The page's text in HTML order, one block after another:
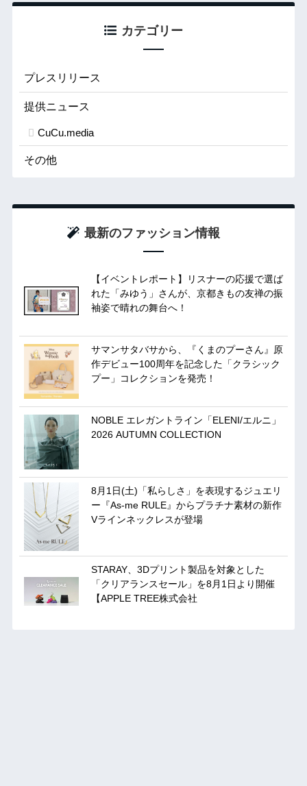
カテゴリー
プレスリリース
提供ニュース
CuCu.media
その他
最新のファッション情報
【イベントレポート】リスナーの応援で選ば
れた「みゆう」さんが、京都きもの友禅の振
袖姿で晴れの舞台へ！
サマンサタバサから、『くまのプーさん』原
作デビュー100周年を記念した「クラシック
プー」コレクションを発売！
NOBLE エレガントライン「ELENI/エルニ」
2026 AUTUMN COLLECTION
8月1日(土)「私らしさ」を表現するジュエリ
ー『As-me RULE』からプラチナ素材の新作
Vラインネックレスが登場
STARAY、3Dプリント製品を対象とした
「クリアランスセール」を8月1日より開催
【APPLE TREE株式会社